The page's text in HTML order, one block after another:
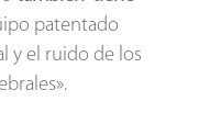
patentado
y el ruido de los